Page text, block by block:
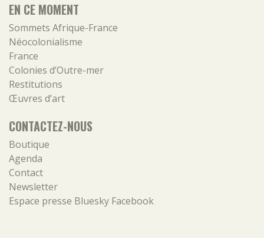
EN CE MOMENT
Sommets Afrique-France
Néocolonialisme
France
Colonies d’Outre-mer
Restitutions
Œuvres d’art
CONTACTEZ-NOUS
Boutique
Agenda
Contact
Newsletter
Espace presse Bluesky Facebook